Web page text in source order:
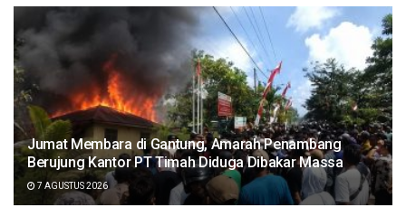
Jumat Membara di Gantung, Amarah Penambang
Berujung Kantor PT Timah Diduga Dibakar Massa
7 AGUSTUS 2026